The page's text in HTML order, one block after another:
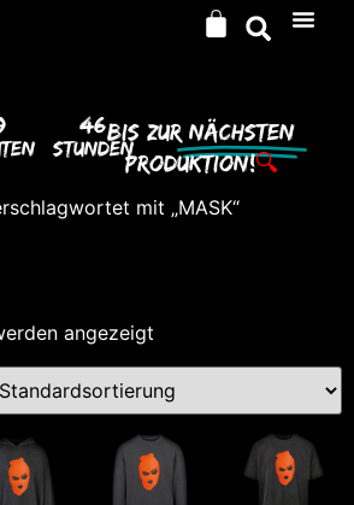
46
Stunden
Bis ZurNächsten
Produktion!🔍
mit „MASK“
angezeigt